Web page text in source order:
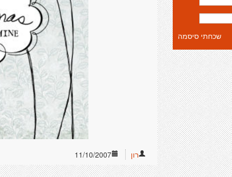
11/10/2007 רון
שכחתי סיסמה